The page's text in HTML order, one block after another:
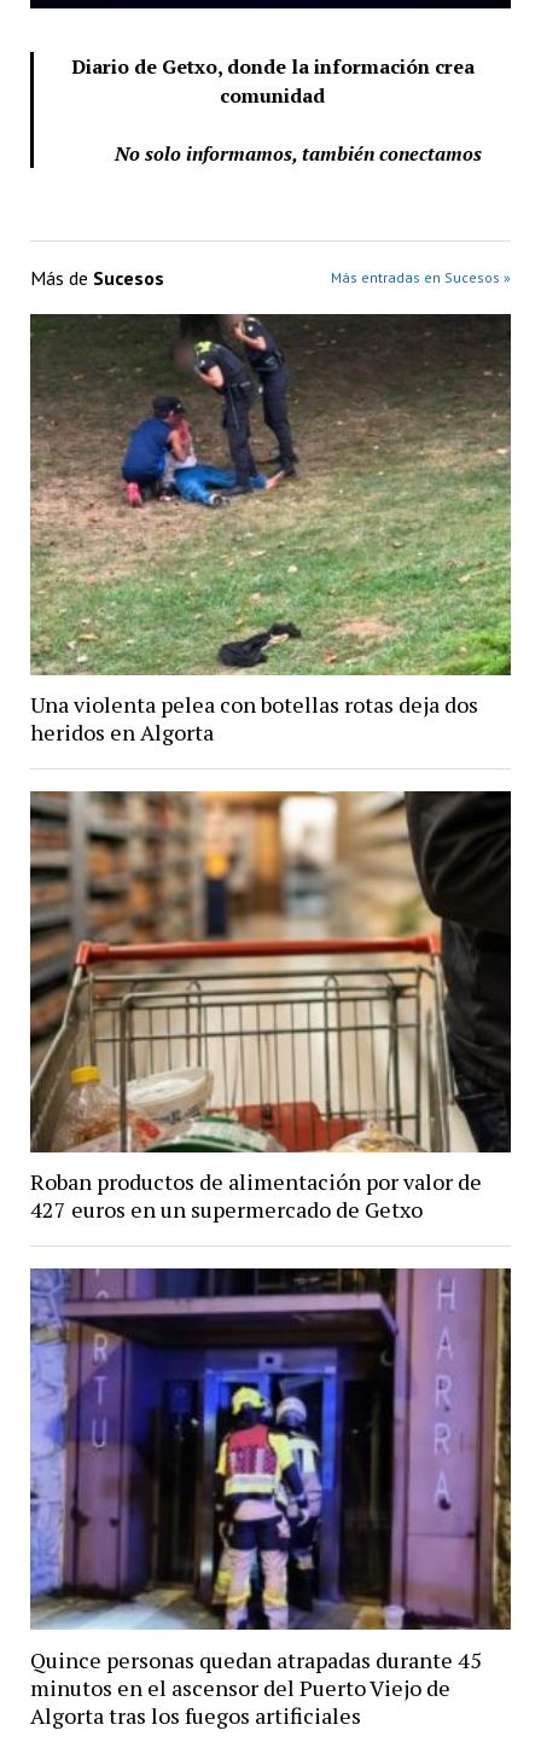
Diario de Getxo, donde la información crea
comunidad
No solo informamos, también conectamos
Más de Sucesos Más entradas en Sucesos »
Una violenta pelea con botellas rotas deja dos
heridos en Algorta
Roban productos de alimentación por valor de
427 euros en un supermercado de Getxo
Quince personas quedan atrapadas durante 45
minutos en el ascensor del Puerto Viejo de
Algorta tras los fuegos artificiales